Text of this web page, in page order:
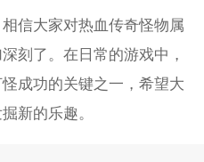
信大家对热血传奇怪物属
刻了。在日常的游戏中，
成功的关键之一，希望大
新的乐趣。